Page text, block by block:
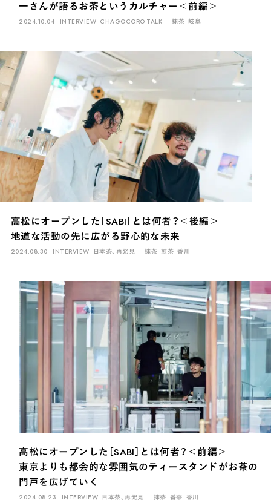
一さんが語るお茶というカルチャー＜前編＞
2024.10.04 INTERVIEW CHAGOCORO TALK 抹茶 岐阜
高松にオープンした［SABI］とは何者？＜後編＞
地道な活動の先に広がる野心的な未来
2024.08.30 INTERVIEW 日本茶、再発見 抹茶 煎茶 香川
高松にオープンした［SABI］とは何者？＜前編＞
東京よりも都会的な雰囲気のティースタンドがお茶の
門戸を広げていく
2024.08.23 INTERVIEW 日本茶、再発見 抹茶 番茶 香川